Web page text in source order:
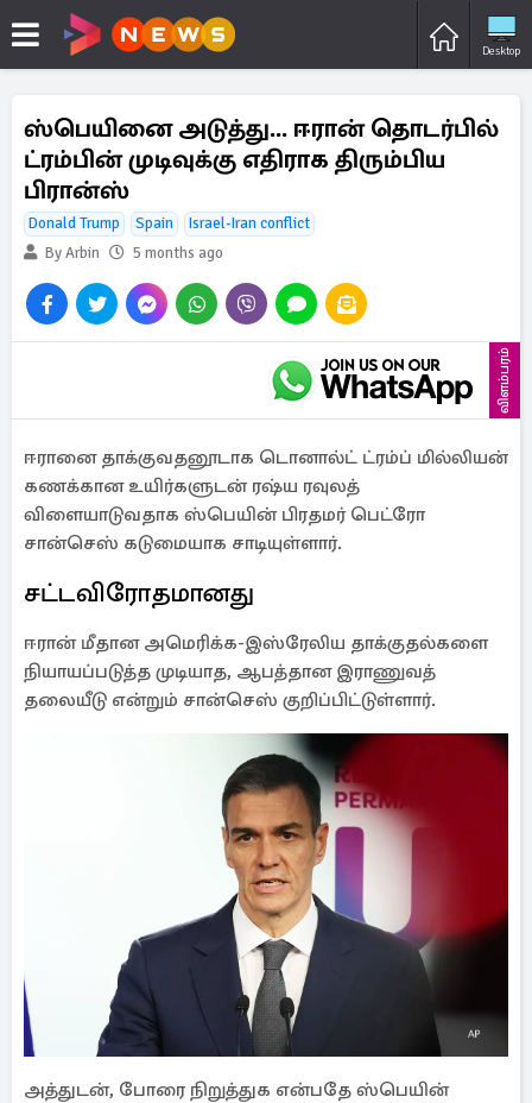
Desktop
ஸ்பெயினை அடுத்து... ஈரான் தொடர்பில்
ட்ரம்பின் முடிவுக்கு எதிராக திரும்பிய
பிரான்ஸ்
Donald Trump Spain
Israel-Iran conflict
By Arbin
5 months ago
விளம்பரம்
ஈரானை தாக்குவதனூடாக டொனால்ட் ட்ரம்ப் மில்லியன்
கணக்கான உயிர்களுடன் ரஷ்ய ரவுலத்
விளையாடுவதாக ஸ்பெயின் பிரதமர் பெட்ரோ
சான்செஸ் கடுமையாக சாடியுள்ளார்.
சட்டவிரோதமானது
ஈரான் மீதான அமெரிக்க-இஸ்ரேலிய தாக்குதல்களை
நியாயப்படுத்த முடியாத, ஆபத்தான இராணுவத்
தலையீடு என்றும் சான்செஸ் குறிப்பிட்டுள்ளார்.
அத்துடன், போரை நிறுத்துக என்பதே ஸ்பெயின்